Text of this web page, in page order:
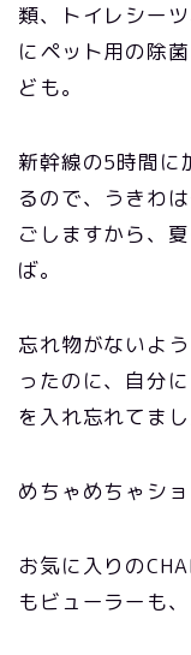
類、トイレシー
にペット用の除
ども。
新幹線の5時間に
るので、うきわ
ごしますから、
ば。
忘れ物がないよ
ったのに、自分
を入れ忘れてま
めちゃめちゃシ
お気に入りの
もビューラーも